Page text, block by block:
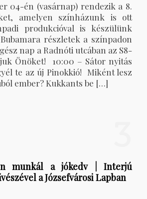
04-én (vasárnap) rendezik a 8.
amelyen színházunk is ott
produkcióval is készülünk
Bubamara részletek a színpadon
nap a Radnóti utcában az S8-
Önöket! 10:00 – Sátor nyitás
te az új Pinokkió! Miként lesz
ember? Kukkants be […]
munkál a jókedv | Interjú
a Józsefvárosi Lapban